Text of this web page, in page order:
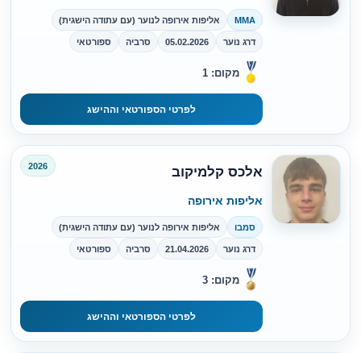
MMA אליפות אירופה לנוער (עם עתודה הישגית)
דרג נוער 05.02.2026 סרביה ספורטאי
מקום: 1
לפרטי הספורטאי וההישג
אלכס קלמיקוב 2026
אליפות אירופה
סמבו אליפות אירופה לנוער (עם עתודה הישגית)
דרג נוער 21.04.2026 סרביה ספורטאי
מקום: 3
לפרטי הספורטאי וההישג